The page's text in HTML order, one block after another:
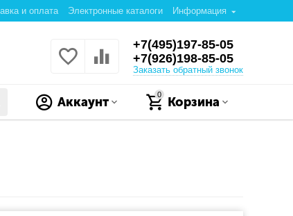
и оплата Электронные каталоги Информация
+7(495)197-85-05
+7(926)198-85-05
Заказать обратный звонок
0
Корзина
Аккаунт